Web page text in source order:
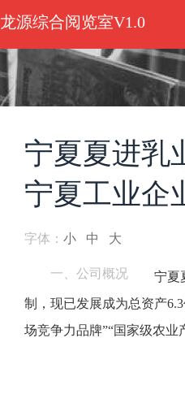
龙源综合阅览室V1.0
宁夏夏进乳
宁夏工业企
字体：小 中 大
一、公司概况
宁夏
制，现已发展成为总资产
场竞争力品牌”“国家级农业